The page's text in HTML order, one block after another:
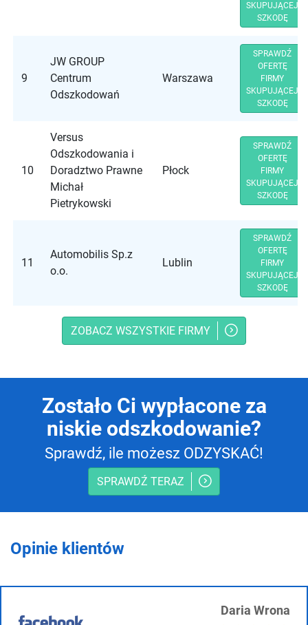
SKUPUJĄCEJ
SZKODĘ
9
JW GROUP
Centrum
Odszkodowań
Warszawa
SPRAWDŹ
OFERTĘ
FIRMY
SKUPUJĄCEJ
SZKODĘ
10
Versus
Odszkodowania i
Doradztwo Prawne
Michał
Pietrykowski
Płock
SPRAWDŹ
OFERTĘ
FIRMY
SKUPUJĄCEJ
SZKODĘ
11
Automobilis Sp.z
o.o.
Lublin
SPRAWDŹ
OFERTĘ
FIRMY
SKUPUJĄCEJ
SZKODĘ
ZOBACZ WSZYSTKIE FIRMY
Zostało Ci wypłacone za
niskie odszkodowanie?
Sprawdź, ile możesz ODZYSKAĆ!
SPRAWDŹ TERAZ
Opinie klientów
Daria Wrona